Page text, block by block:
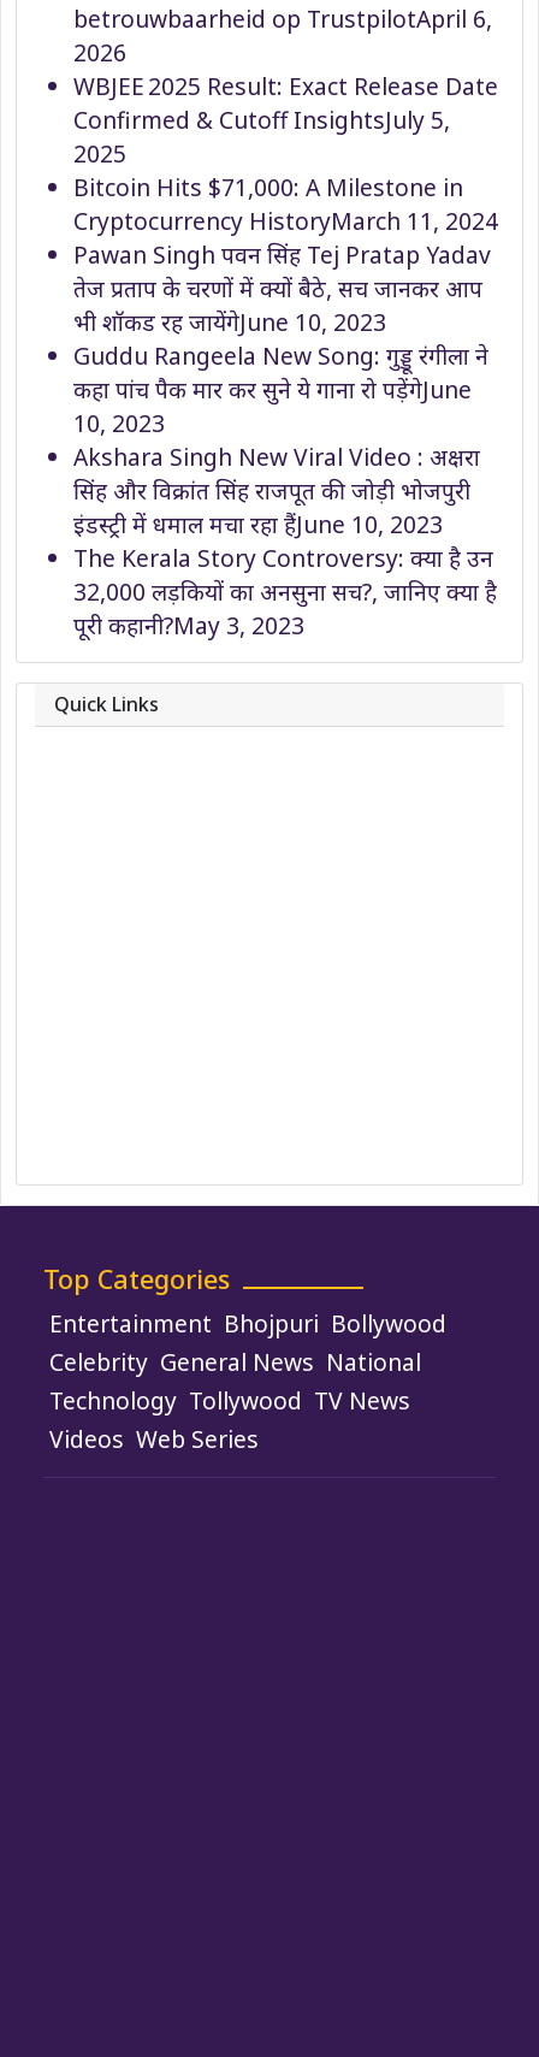
betrouwbaarheid op TrustpilotApril 6,
2026
WBJEE 2025 Result: Exact Release Date
Confirmed & Cutoff InsightsJuly 5,
2025
Bitcoin Hits $71,000: A Milestone in
Cryptocurrency HistoryMarch 11, 2024
Pawan Singh पवन सिंह Tej Pratap Yadav
तेज प्रताप के चरणों में क्यों बैठे, सच जानकर आप
भी शॉकड रह जायेंगेJune 10, 2023
Guddu Rangeela New Song: गुड्डू रंगीला ने
कहा पांच पैक मार कर सुने ये गाना रो पड़ेंगेJune
10, 2023
Akshara Singh New Viral Video : अक्षरा
सिंह और विक्रांत सिंह राजपूत की जोड़ी भोजपुरी
इंडस्ट्री में धमाल मचा रहा हैंJune 10, 2023
The Kerala Story Controversy: क्या है उन
32,000 लड़कियों का अनसुना सच?, जानिए क्या है
पूरी कहानी?May 3, 2023
Quick Links
Top Categories
Entertainment Bhojpuri Bollywood
Celebrity General News National
Technology Tollywood TV News
Videos Web Series